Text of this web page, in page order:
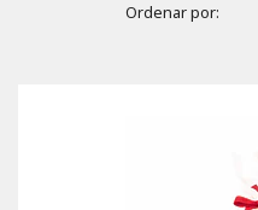
Ordenar por: